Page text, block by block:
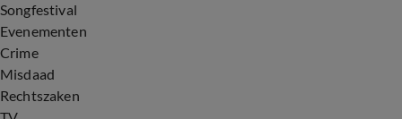
Songfestival
Evenementen
Crime
Misdaad
Rechtszaken